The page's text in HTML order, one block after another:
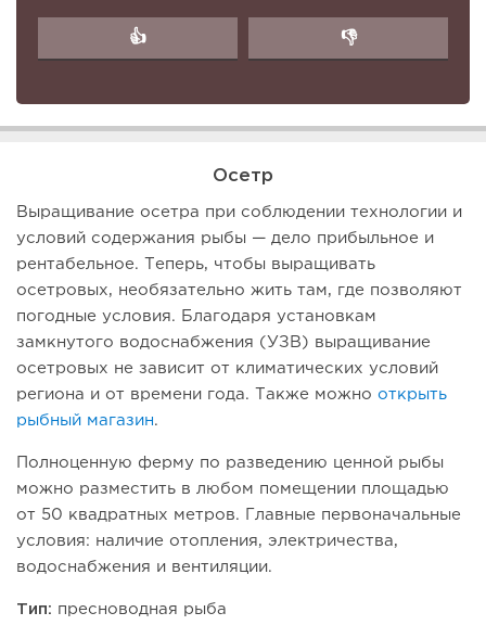
👍 👎
Осетр
Выращивание осетра при соблюдении технологии и
условий содержания рыбы — дело прибыльное и
рентабельное. Теперь, чтобы выращивать
осетровых, необязательно жить там, где позволяют
погодные условия. Благодаря установкам
замкнутого водоснабжения (УЗВ) выращивание
осетровых не зависит от климатических условий
региона и от времени года. Также можно открыть
рыбный магазин.
Полноценную ферму по разведению ценной рыбы
можно разместить в любом помещении площадью
от 50 квадратных метров. Главные первоначальные
условия: наличие отопления, электричества,
водоснабжения и вентиляции.
Тип: пресноводная рыба